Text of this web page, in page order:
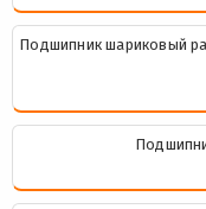
Подшипник шариковый